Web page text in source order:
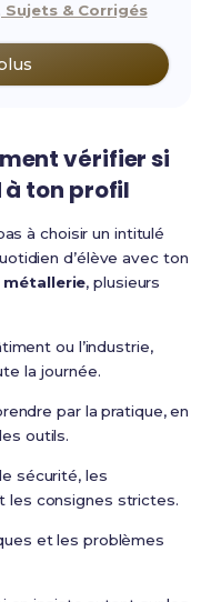
Sujets & Corrigés
vérifier si
ton profil
à choisir un intitulé
d’élève avec ton
métallerie, plusieurs
ou l’industrie,
la journée.
par la pratique, en
outils.
sécurité, les
les consignes strictes.
et les problèmes